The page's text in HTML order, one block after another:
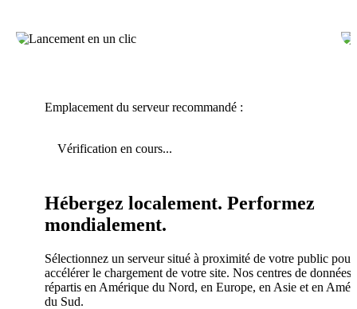
Emplacement du serveur recommandé :
Vérification en cours...
Hébergez localement. Performez
mondialement.
Sélectionnez un serveur situé à proximité de votre public pour
accélérer le chargement de votre site. Nos centres de données
répartis en Amérique du Nord, en Europe, en Asie et en
du Sud.